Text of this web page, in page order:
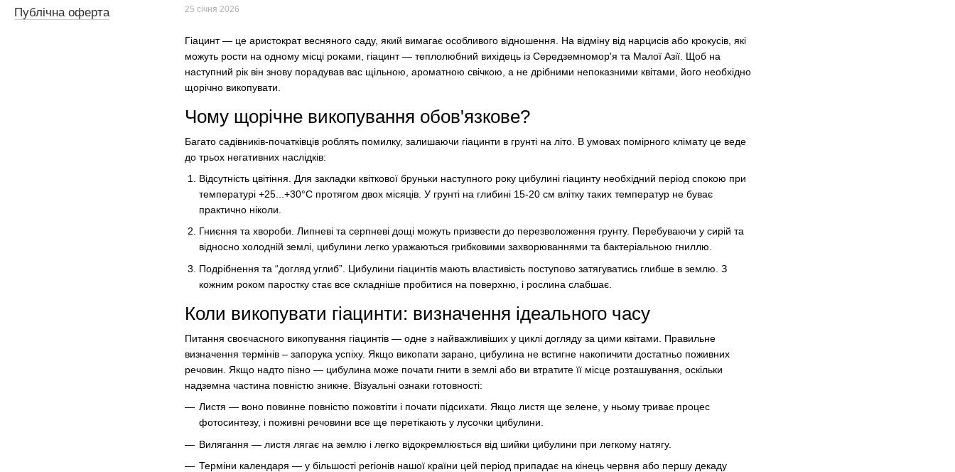
25 січня 2026
Гіацинт — це аристократ весняного саду, який вимагає особливого відношення. На відміну від нарцисів або крокусів, які
можуть рости на одному місці роками, гіацинт — теплолюбний вихідець із Середземномор'я та Малої Азії. Щоб на
наступний рік він знову порадував вас щільною, ароматною свічкою, а не дрібними непоказними квітами, його необхідно
щорічно викопувати.
Чому щорічне викопування обов'язкове?
Багато садівників-початківців роблять помилку, залишаючи гіацинти в грунті на літо. В умовах помірного клімату це веде
до трьох негативних наслідків:
Відсутність цвітіння. Для закладки квіткової бруньки наступного року цибулині гіацинту необхідний період спокою при
температурі +25...+30°C протягом двох місяців. У грунті на глибині 15-20 см влітку таких температур не буває
практично ніколи.
Гниєння та хвороби. Липневі та серпневі дощі можуть призвести до перезволоження грунту. Перебуваючи у сирій та
відносно холодній землі, цибулини легко уражаються грибковими захворюваннями та бактеріальною гниллю.
Подрібнення та “догляд углиб”. Цибулини гіацинтів мають властивість поступово затягуватись глибше в землю. З
кожним роком паростку стає все складніше пробитися на поверхню, і рослина слабшає.
Коли викопувати гіацинти: визначення ідеального часу
Питання своєчасного викопування гіацинтів — одне з найважливіших у циклі догляду за цими квітами. Правильне
визначення термінів – запорука успіху. Якщо викопати зарано, цибулина не встигне накопичити достатньо поживних
речовин. Якщо надто пізно — цибулина може почати гнити в землі або ви втратите її місце розташування, оскільки
надземна частина повністю зникне. Візуальні ознаки готовності:
Листя — воно повинне повністю пожовтіти і почати підсихати. Якщо листя ще зелене, у ньому триває процес
фотосинтезу, і поживні речовини все ще перетікають у лусочки цибулини.
Вилягання — листя лягає на землю і легко відокремлюється від шийки цибулини при легкому натягу.
Терміни календаря — у більшості регіонів нашої країни цей період припадає на кінець червня або першу декаду
Публічна оферта